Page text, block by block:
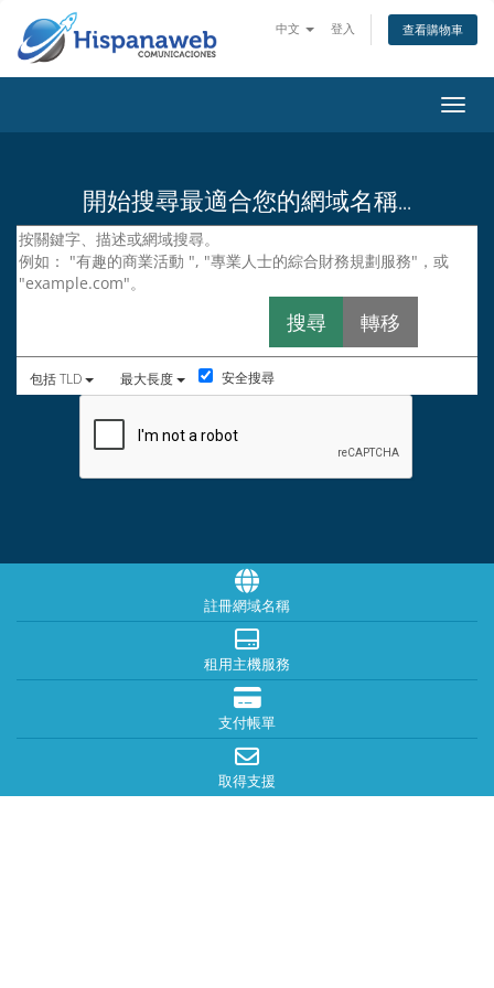
中文 登入 查看購物車
切換
開始搜尋最適合您的網域名稱...
包括 TLD 最大長度 安全搜尋
註冊網域名稱
租用主機服務
支付帳單
取得支援